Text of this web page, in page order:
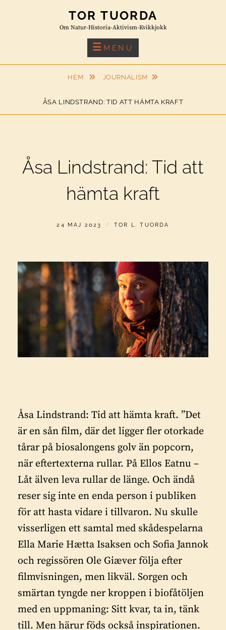
TOR TUORDA
Om Natur-Historia-Aktivism-Kvikkjokk
MENU
HEM JOURNALISM
ÅSA LINDSTRAND: TID ATT HÄMTA KRAFT
Åsa Lindstrand: Tid att
hämta kraft
PUBLICERAT
24 MAJ 2023 AV
TOR L. TUORDA
Åsa Lindstrand: Tid att hämta kraft. ”Det
är en sån film, där det ligger fler otorkade
tårar på biosalongens golv än popcorn,
när eftertexterna rullar. På Ellos Eatnu –
Låt älven leva rullar de länge. Och ändå
reser sig inte en enda person i publiken
för att hasta vidare i tillvaron. Nu skulle
visserligen ett samtal med skådespelarna
Ella Marie Hætta Isaksen och Sofia Jannok
och regissören Ole Giæver följa efter
filmvisningen, men likväl. Sorgen och
smärtan tyngde ner kroppen i biofåtöljen
med en uppmaning: Sitt kvar, ta in, tänk
till. Men härur föds också inspirationen.